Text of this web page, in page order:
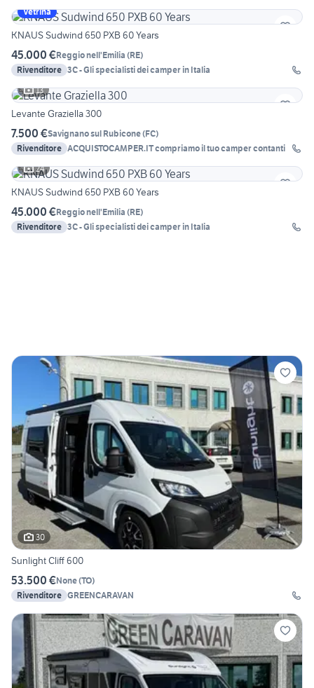
Vetrina
KNAUS Sudwind 650 PXB 60 Years
45.000 €Reggio nell'Emilia (RE)
Rivenditore 3C - Gli specialisti dei camper in Italia
13
Levante Graziella 300
7.500 €Savignano sul Rubicone(FC)
Rivenditore ACQUISTOCAMPER.IT compriamo il tuo camper contanti
24
KNAUS Sudwind 650 PXB 60 Years
45.000 €Reggio nell'Emilia (RE)
Rivenditore 3C - Gli specialisti dei camper in Italia
30
Sunlight Cliff 600
53.500 €None(TO)
Rivenditore GREENCARAVAN